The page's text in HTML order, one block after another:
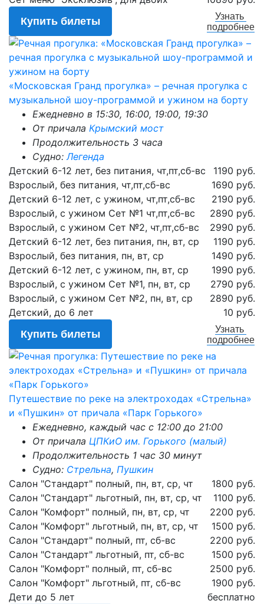
Купить билеты
Узнать
подробнее
«Московская Гранд прогулка» – речная прогулка с
музыкальной шоу-программой и ужином на борту
Ежедневно в 15:30, 16:00, 19:00, 19:30
От причала Крымский мост
Продолжительность 3 часа
Судно:Легенда
Детский 6-12 лет, без питания, чт,пт,сб-вс
1190 руб.
Взрослый, без питания, чт,пт,сб-вс
1690 руб.
Детский 6-12 лет, с ужином, чт,пт,сб-вс
2190 руб.
Взрослый, с ужином Сет №1 чт,пт,сб-вс
2890 руб.
Взрослый, с ужином Сет №2, чт,пт,сб-вс
2990 руб.
Детский 6-12 лет, без питания, пн, вт, ср
1190 руб.
Взрослый, без питания, пн, вт, ср
1490 руб.
Детский 6-12 лет, с ужином, пн, вт, ср
1990 руб.
Взрослый, с ужином Сет №1, пн, вт, ср
2790 руб.
Взрослый, с ужином Сет №2, пн, вт, ср
2890 руб.
Детский, до 6 лет
10 руб.
Купить билеты
Узнать
подробнее
Путешествие по реке на электроходах «Стрельна»
и «Пушкин» от причала «Парк Горького»
Ежедневно, каждый час с 12:00 до 21:00
От причала ЦПКиО им. Горького (малый)
Продолжительность 1 час 30 минут
Судно: Стрельна, Пушкин
Салон "Стандарт" полный, пн, вт, ср, чт
1800 руб.
Салон "Стандарт" льготный, пн, вт, ср, чт
1100 руб.
Салон "Комфорт" полный, пн, вт, ср, чт
2200 руб.
Салон "Комфорт" льготный, пн, вт, ср, чт
1500 руб.
Салон "Стандарт" полный, пт, сб-вс
2200 руб.
Салон "Стандарт" льготный, пт, сб-вс
1500 руб.
Салон "Комфорт" полный, пт, сб-вс
2500 руб.
Салон "Комфорт" льготный, пт, сб-вс
1900 руб.
Дети до 5 лет
бесплатно